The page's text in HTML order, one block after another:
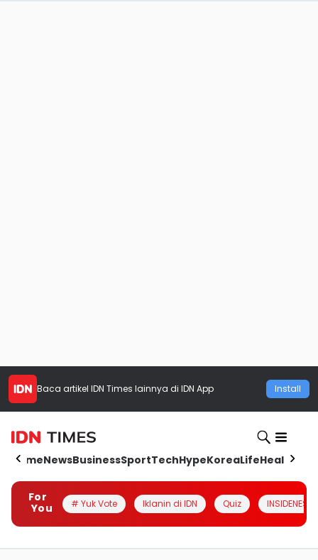
Baca artikel IDN Times lainnya di IDN App Install
HomeNewsBusinessSportTechHypeKoreaLifeHealth
For
You
# Yuk Vote Iklanin di IDN Quiz INSIDENESIA